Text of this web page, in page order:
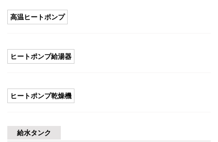
高温ヒートポンプ
ヒートポンプ給湯器
ヒートポンプ乾燥機
給水タンク